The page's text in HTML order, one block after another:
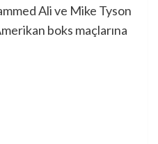
Ali ve Mike Tyson
boks maçlarına